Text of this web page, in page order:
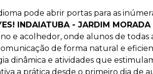
pode abrir portas para as
INDAIATUBA - JARDIM MORADA
e acolhedor, onde alunos de todas
de forma natural e
dinâmica e atividades que
a prática desde o primeiro dia de